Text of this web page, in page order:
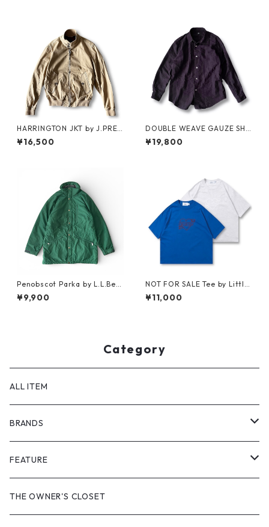
HARRINGTON JKT by J.PRES
S
¥16,500
DOUBLE WEAVE GAUZE SHI
RT by MIYAKE DESIGN STUDI
O
¥19,800
Penobscot Parka by L.L.Bea
n
¥9,900
NOT FOR SALE Tee by Little
Yarmouth
¥11,000
Category
ALL ITEM
BRANDS
GHOST ALMOSTBLACK
PRODUCT TWELVE
FEATURE
NEW VINTAGE
THE OWNER'S CLOSET